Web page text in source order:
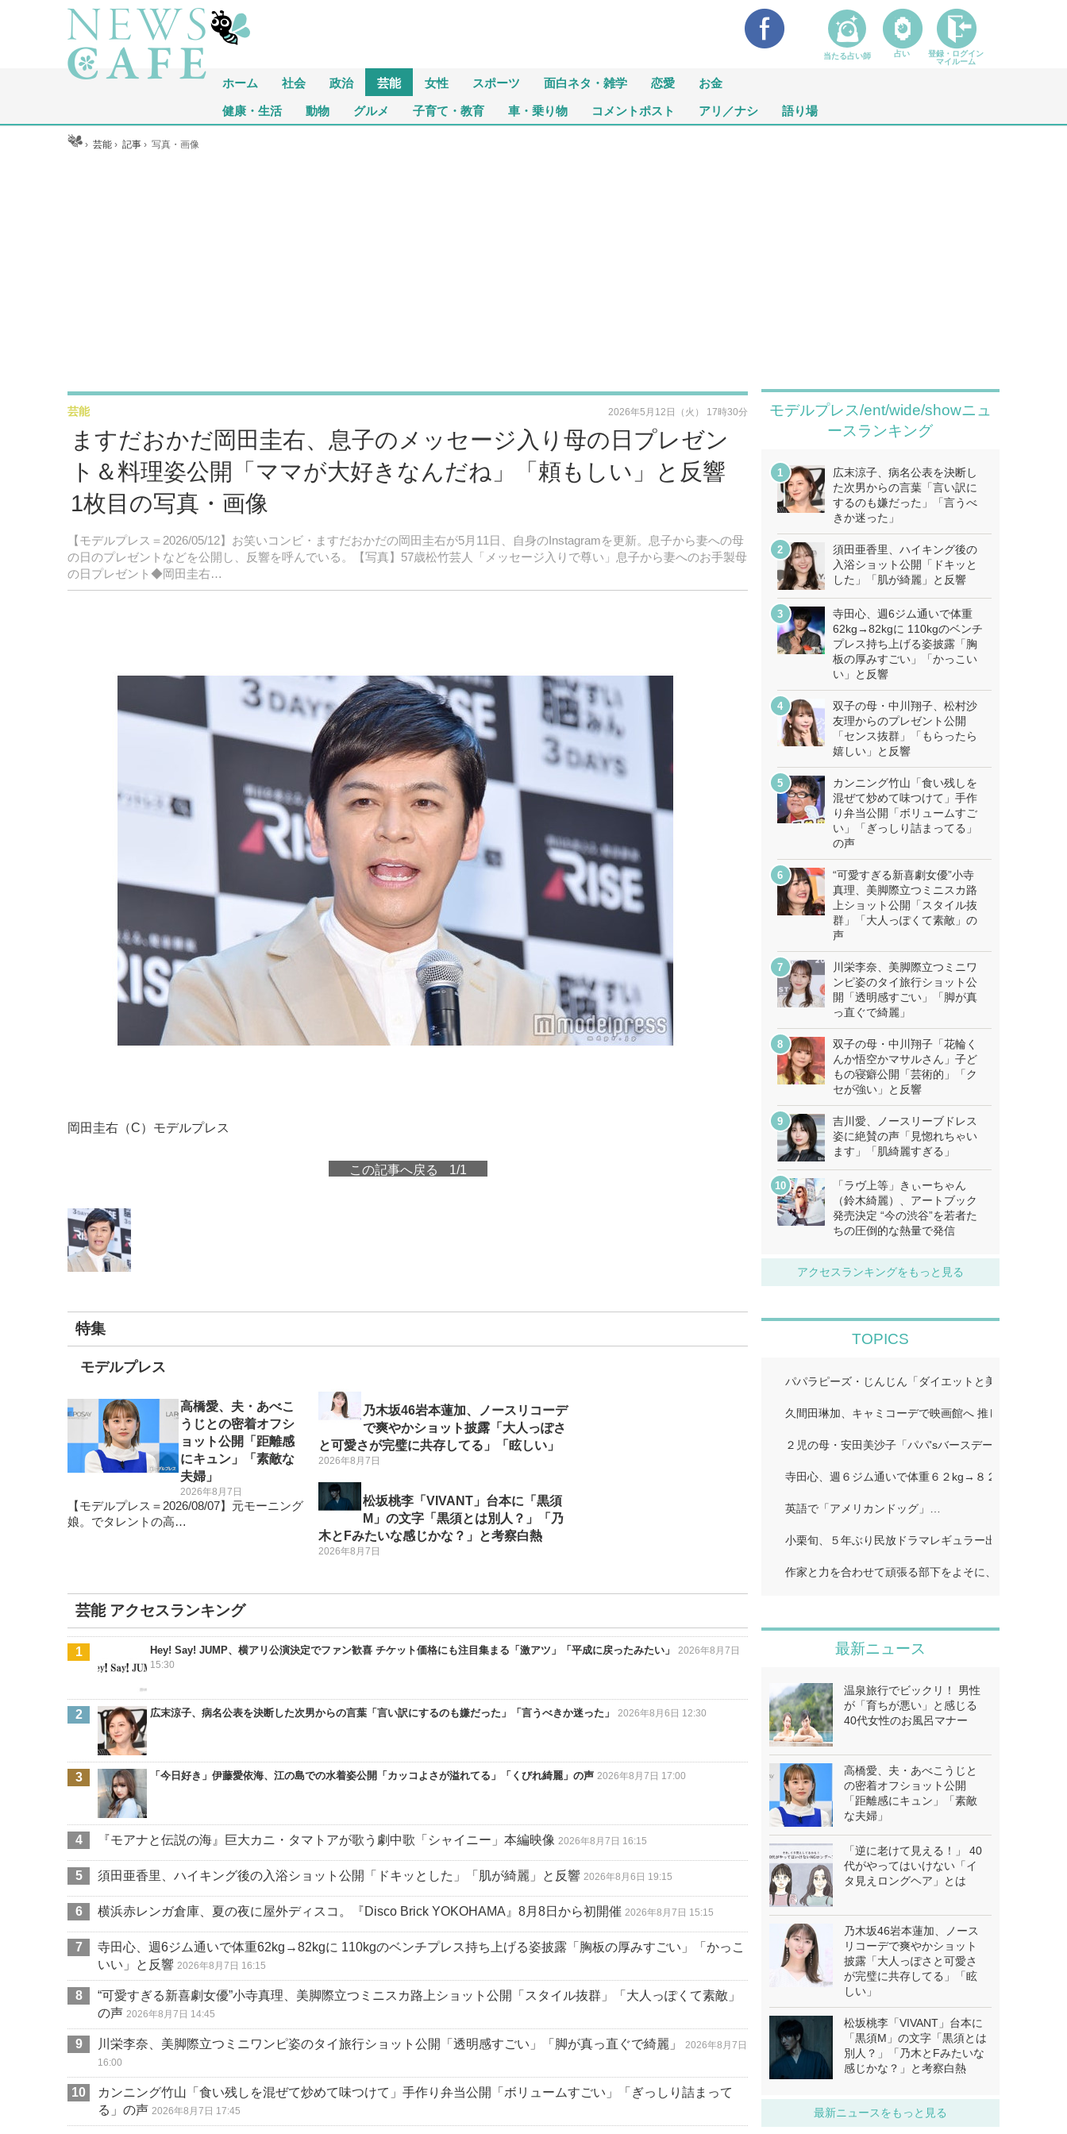
ホーム 社会 政治 芸能 女性 スポーツ 面白ネタ・雑学 恋愛 お金
健康・生活 動物 グルメ 子育て・教育 車・乗り物 コメントポスト アリ／ナシ 語り場
ホーム ›芸能 ›記事 ›写真・画像
ますだおかだ岡田圭右、息子のメッセージ入り母の日プレゼン
ト＆料理姿公開「ママが大好きなんだね」「頼もしい」と反響
1枚目の写真・画像
【モデルプレス＝2026/05/12】お笑いコンビ・ますだおかだの岡田圭右が5月11日、自身のInstagramを更新。息子から妻への母
の日のプレゼントなどを公開し、反響を呼んでいる。【写真】57歳松竹芸人「メッセージ入りで尊い」息子から妻へのお手製母
の日プレゼント◆岡田圭右…
芸能 2026年5月12日（火） 17時30分
岡田圭右（C）モデルプレス
この記事へ戻る 1/1
特集
モデルプレス
高橋愛、夫・あべこ
うじとの密着オフシ
ョット公開「距離感
にキュン」「素敵な
夫婦」
2026年8月7日
【モデルプレス＝2026/08/07】元モーニング
娘。でタレントの高…
乃木坂46岩本蓮加、ノースリコーデ
で爽やかショット披露「大人っぽさ
と可愛さが完璧に共存してる」「眩しい」
2026年8月7日
松坂桃李「VIVANT」台本に「黒須
M」の文字「黒須とは別人？」「乃
木とFみたいな感じかな？」と考察白熱
2026年8月7日
芸能 アクセスランキング
Hey! Say! JUMP、横アリ公演決定でファン歓喜 チケット価格にも注目集まる「激アツ」「平成に戻ったみたい」
2026年8月7日
15:30
広末涼子、病名公表を決断した次男からの言葉「言い訳にするのも嫌だった」「言うべきか迷った」 2026年8月6日 12:30
「今日好き」伊藤愛依海、江の島での水着姿公開「カッコよさが溢れてる」「くびれ綺麗」の声 2026年8月7日 17:00
『モアナと伝説の海』巨大カニ・タマトアが歌う劇中歌「シャイニー」本編映像 2026年8月7日 16:15
須田亜香里、ハイキング後の入浴ショット公開「ドキッとした」「肌が綺麗」と反響 2026年8月6日 19:15
横浜赤レンガ倉庫、夏の夜に屋外ディスコ。『Disco Brick YOKOHAMA』8月8日から初開催 2026年8月7日 15:15
寺田心、週6ジム通いで体重62kg→82kgに 110kgのベンチプレス持ち上げる姿披露「胸板の厚みすごい」「かっこ
いい」と反響 2026年8月7日 16:15
“可愛すぎる新喜劇女優”小寺真理、美脚際立つミニスカ路上ショット公開「スタイル抜群」「大人っぽくて素敵」
の声 2026年8月7日 14:45
川栄李奈、美脚際立つミニワンピ姿のタイ旅行ショット公開「透明感すごい」「脚が真っ直ぐで綺麗」
2026年8月7日
16:00
カンニング竹山「食い残しを混ぜて炒めて味つけて」手作り弁当公開「ボリュームすごい」「ぎっしり詰まって
る」の声 2026年8月7日 17:45
モデルプレス/ent/wide/showニュ
ースランキング
広末涼子、病名公表を決断し
た次男からの言葉「言い訳に
するのも嫌だった」「言うべ
きか迷った」
須田亜香里、ハイキング後の
入浴ショット公開「ドキッと
した」「肌が綺麗」と反響
寺田心、週6ジム通いで体重
62kg→82kgに 110kgのベンチ
プレス持ち上げる姿披露「胸
板の厚みすごい」「かっこい
い」と反響
双子の母・中川翔子、松村沙
友理からのプレゼント公開
「センス抜群」「もらったら
嬉しい」と反響
カンニング竹山「食い残しを
混ぜて炒めて味つけて」手作
り弁当公開「ボリュームすご
い」「ぎっしり詰まってる」
の声
“可愛すぎる新喜劇女優”小寺
真理、美脚際立つミニスカ路
上ショット公開「スタイル抜
群」「大人っぽくて素敵」の
声
川栄李奈、美脚際立つミニワ
ンピ姿のタイ旅行ショット公
開「透明感すごい」「脚が真
っ直ぐで綺麗」
双子の母・中川翔子「花輪く
んか悟空かマサルさん」子ど
もの寝癖公開「芸術的」「ク
セが強い」と反響
吉川愛、ノースリーブドレス
姿に絶賛の声「見惚れちゃい
ます」「肌綺麗すぎる」
「ラヴ上等」きぃーちゃん
（鈴木綺麗）、アートブック
発売決定 “今の渋谷”を若者た
ちの圧倒的な熱量で発信
アクセスランキングをもっと見る
TOPICS
パパラピーズ・じんじん「ダイエットと美肌に超良い
久間田琳加、キャミコーデで映画館へ 推し活ショット
２児の母・安田美沙子「パパ'sバースデー」…
寺田心、週６ジム通いで体重６２kg→８２kgに １１０
英語で「アメリカンドッグ」…
小栗旬、５年ぶり民放ドラマレギュラー出演…
作家と力を合わせて頑張る部下をよそに、上司は陰で
最新ニュース
温泉旅行でビックリ！ 男性
が「育ちが悪い」と感じる
40代女性のお風呂マナー
高橋愛、夫・あべこうじと
の密着オフショット公開
「距離感にキュン」「素敵
な夫婦」
「逆に老けて見える！」 40
代がやってはいけない「イ
タ見えロングヘア」とは
乃木坂46岩本蓮加、ノース
リコーデで爽やかショット
披露「大人っぽさと可愛さ
が完璧に共存してる」「眩
しい」
松坂桃李「VIVANT」台本に
「黒須M」の文字「黒須とは
別人？」「乃木とFみたいな
感じかな？」と考察白熱
最新ニュースをもっと見る
当たる占い師 占い
登録・ログイン
マイルーム